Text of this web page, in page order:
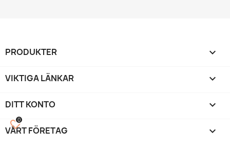
PRODUKTER 
VIKTIGA LÄNKAR 
DITT KONTO 
VÅRT FÖRETAG keyboard_arrow_down
favorite_border
0